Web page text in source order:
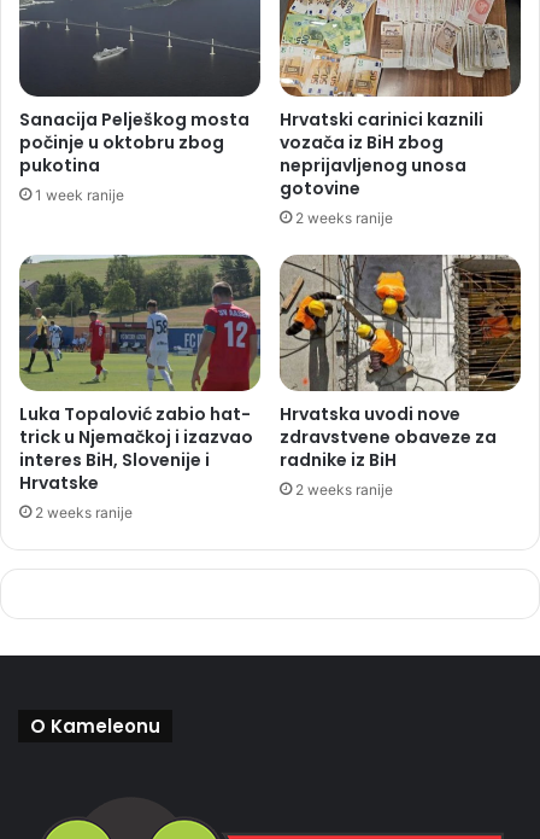
Sanacija Pelješkog mosta
počinje u oktobru zbog
pukotina
1 week ranije
Hrvatski carinici kaznili
vozača iz BiH zbog
neprijavljenog unosa
gotovine
2 weeks ranije
Luka Topalović zabio hat-
trick u Njemačkoj i izazvao
interes BiH, Slovenije i
Hrvatske
2 weeks ranije
Hrvatska uvodi nove
zdravstvene obaveze za
radnike iz BiH
2 weeks ranije
O Kameleonu